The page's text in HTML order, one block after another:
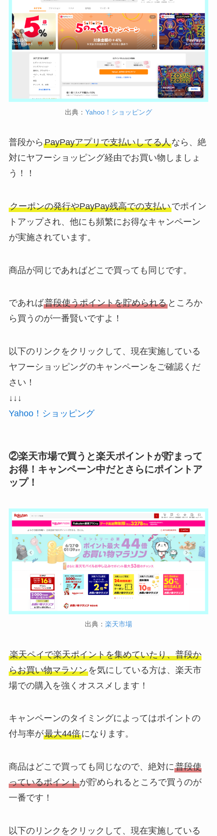
出典： Yahoo！ショッピング
普段から PayPayアプリで支払いしてる人なら、絶
対にヤフーショッピング経由でお買い物しましょ
う！！
クーポンの発行やPayPay残高での支払いでポイン
トアップされ、他にも頻繁にお得なキャンペーン
が実施されています。
商品が同じであればどこで買っても同じです。
であれば普段使うポイントを貯められるところか
ら買うのが一番賢いですよ！
以下のリンクをクリックして、現在実施している
ヤフーショッピングのキャンペーンをご確認くだ
さい！
↓↓↓
Yahoo！ショッピング
②楽天市場で買うと楽天ポイントが貯まって
お得！キャンペーン中だとさらにポイントア
ップ！
出典： 楽天市場
楽天ペイで楽天ポイントを集めていたり、普段か
らお買い物マラソンを気にしている方は、楽天市
場での購入を強くオススメします！
キャンペーンのタイミングによってはポイントの
付与率が最大44倍になります。
商品はどこで買っても同じなので、絶対に普段使
っているポイントが貯められるところで買うのが
一番です！
以下のリンクをクリックして、現在実施している